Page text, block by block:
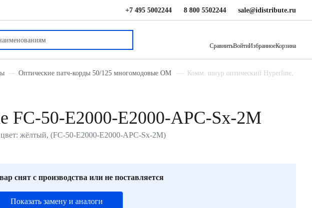
+7 495 5002244 8 800 5502244 sale@idistribute.ru
СравнитьВойтиИзбранноеКорзина
Оптические патч-корды 50/125 многомодовые ОМ
Комм. шнур оптический Hyperline,
FC-50-E2000-E2000-APC-Sx-2M
жёлтый, (FC-50-E2000-E2000-APC-Sx-2M)
снят с производства или не поставляется
Показать замену и аналоги